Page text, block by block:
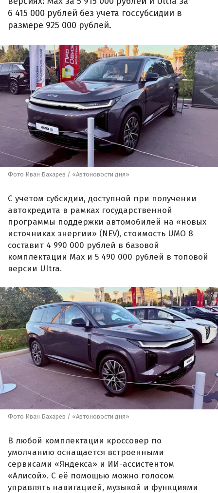
6 415 000 рублей без учета госсубсидии в
размере 925 000 рублей.
Фото Иван Бахарев / «Автоновости дня»
С учетом субсидии, доступной при получении
автокредита в рамках государственной
программы поддержки автомобилей на «новых
источниках энергии» (NEV), стоимость UMO 8
составит 4 990 000 рублей в базовой
комплектации Max и 5 490 000 рублей в топовой
версии Ultra.
Фото Иван Бахарев / «Автоновости дня»
В любой комплектации кроссовер по
умолчанию оснащается встроенными
сервисами «Яндекса» и ИИ-ассистентом
«Алисой». С её помощью можно голосом
управлять навигацией, музыкой и функциями